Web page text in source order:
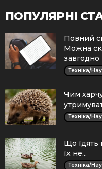
ПОПУЛЯРНІ
Повний
Можна
завгодно
Техніка/
Чим
Техніка/
Що їдять
їх не...
Техніка/